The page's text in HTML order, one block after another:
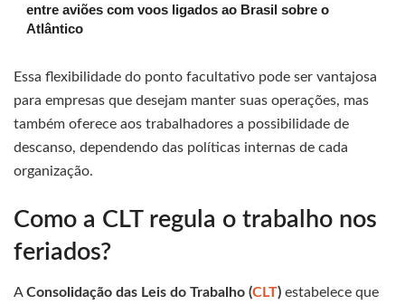
entre aviões com voos ligados ao Brasil sobre o
Atlântico
Essa flexibilidade do ponto facultativo pode ser vantajosa
para empresas que desejam manter suas operações, mas
também oferece aos trabalhadores a possibilidade de
descanso, dependendo das políticas internas de cada
organização.
Como a CLT regula o trabalho nos
feriados?
AConsolidação das Leis do Trabalho (CLT) estabelece que